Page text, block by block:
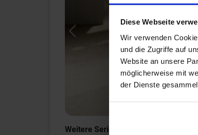
Diese Webseite
Wir verwenden
und die Zugriffe auf
Website an unsere
möglicherweise mit
der Dienste
Previous
Weitere Serien von Coem